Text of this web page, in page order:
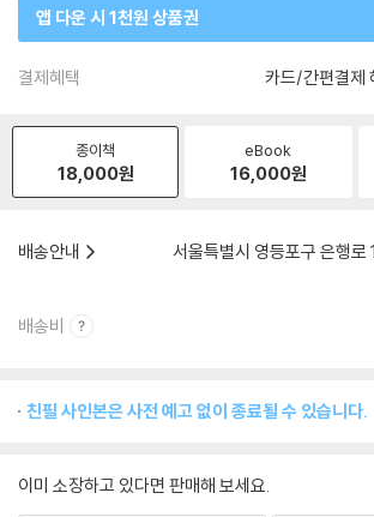
앱 다운 시 1천원 상품권
결제혜택 카드/간편결제
종이책
18,000원
eBook
16,000원
배송안내
서울특별시 영등포구 은행로
배송비
친필 사인본은 사전 예고 없이 종료될 수 있습니다.
이미 소장하고 있다면 판매해 보세요.